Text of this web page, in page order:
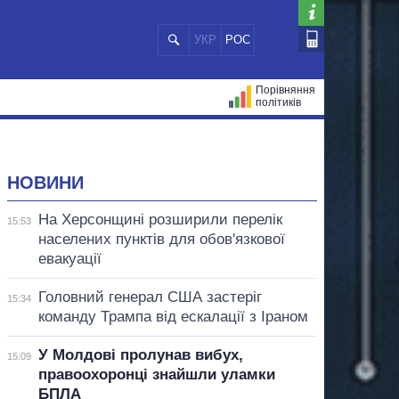
УКР РОС
Порівняння
політиків
НОВИНИ
15:53
На Херсонщині розширили перелік
населених пунктів для обов'язкової
евакуації
15:34
Головний генерал США застеріг
команду Трампа від ескалації з Іраном
15:09
У Молдові пролунав вибух,
правоохоронці знайшли уламки
БПЛА